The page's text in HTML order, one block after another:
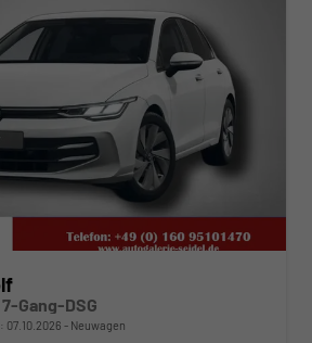
Gang-DSG
07.10.2026 Neuwagen